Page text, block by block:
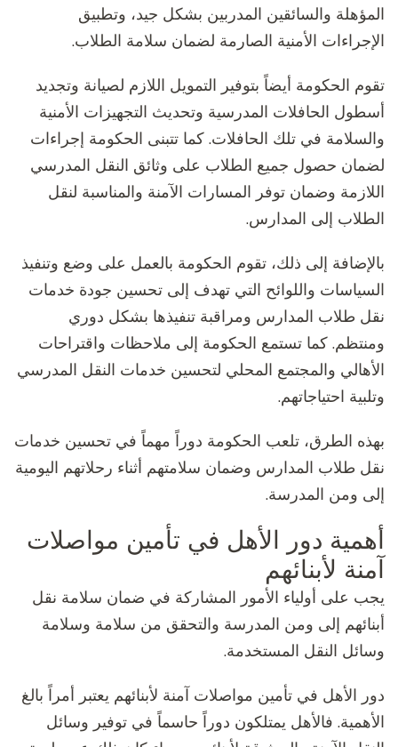
المؤهلة والسائقين المدربين بشكل جيد، وتطبيق
الإجراءات الأمنية الصارمة لضمان سلامة الطلاب.
تقوم الحكومة أيضاً بتوفير التمويل اللازم لصيانة وتجديد
أسطول الحافلات المدرسية وتحديث التجهيزات الأمنية
والسلامة في تلك الحافلات. كما تتبنى الحكومة إجراءات
لضمان حصول جميع الطلاب على وثائق النقل المدرسي
اللازمة وضمان توفر المسارات الآمنة والمناسبة لنقل
الطلاب إلى المدارس.
بالإضافة إلى ذلك، تقوم الحكومة بالعمل على وضع وتنفيذ
السياسات واللوائح التي تهدف إلى تحسين جودة خدمات
نقل طلاب المدارس ومراقبة تنفيذها بشكل دوري
ومنتظم. كما تستمع الحكومة إلى ملاحظات واقتراحات
الأهالي والمجتمع المحلي لتحسين خدمات النقل المدرسي
وتلبية احتياجاتهم.
بهذه الطرق، تلعب الحكومة دوراً مهماً في تحسين خدمات
نقل طلاب المدارس وضمان سلامتهم أثناء رحلاتهم اليومية
إلى ومن المدرسة.
أهمية دور الأهل في تأمين مواصلات
آمنة لأبنائهم
يجب على أولياء الأمور المشاركة في ضمان سلامة نقل
أبنائهم إلى ومن المدرسة والتحقق من سلامة وسلامة
وسائل النقل المستخدمة.
دور الأهل في تأمين مواصلات آمنة لأبنائهم يعتبر أمراً بالغ
الأهمية. فالأهل يمتلكون دوراً حاسماً في توفير وسائل